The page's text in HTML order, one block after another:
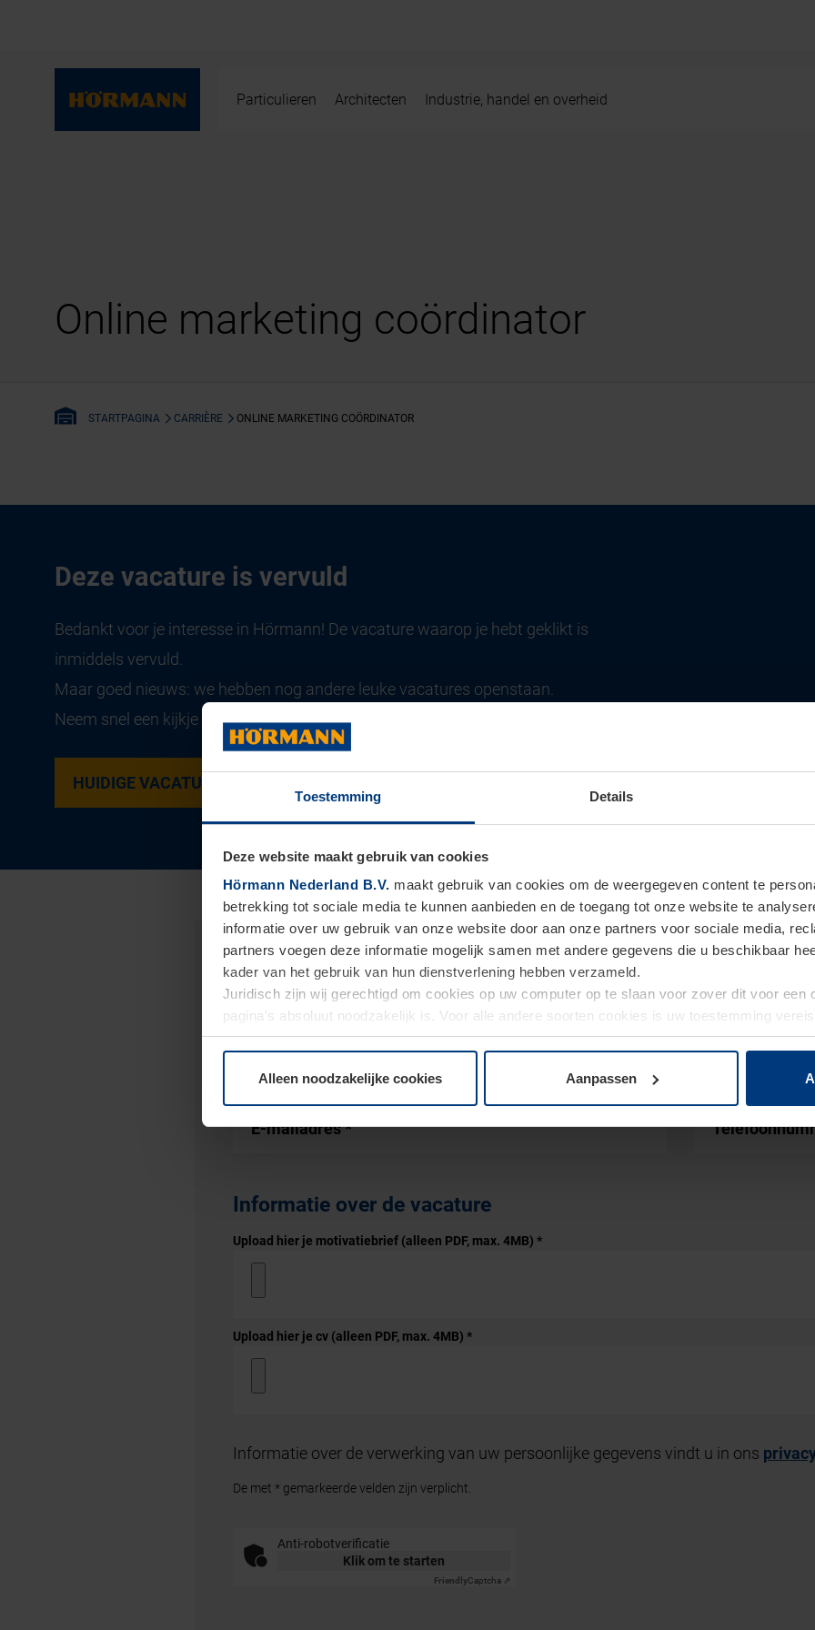
Toestemming Details
Deze website maakt gebruik van cookies
Hörmann Nederland B.V. maakt gebruik van cookies om de weergegeven content te
betrekking tot sociale media te kunnen aanbieden en de toegang tot onze website te
informatie over uw gebruik van onze website door aan onze partners voor sociale media,
partners voegen deze informatie mogelijk samen met andere gegevens die u beschikbaar
kader van het gebruik van hun dienstverlening hebben verzameld.
Juridisch zijn wij gerechtigd om cookies op uw computer op te slaan voor zover dit voor een
pagina's absoluut noodzakelijk is. Voor alle andere soorten cookies is uw toestemming
elk moment bij de uitleg van de cookies op paginaprivacyverklaringop onze website
Alleen noodzakelijke cookies Aanpassen
Particulieren Architecten Industrie, handel en overheid
Online marketing coördinator
STARTPAGINA CARRIÈRE ONLINE MARKETING COÖRDINATOR
Deze vacature is vervuld
Bedankt voor je interesse in Hörmann! De vacature waarop je hebt geklikt is
inmiddels vervuld.
Maar goed nieuws: we hebben nog andere leuke vacatures openstaan.
Neem snel een kijkje en ontdek welke functie bij jou past!
HUIDIGE VACATURES
Contactgegevens
Voornaam* Achternaam*
E-mailadres*
Informatie over de vacature
Upload hier je motivatiebrief (alleen PDF, max. 4MB) *
Upload hier je cv (alleen PDF, max. 4MB) *
Informatie over de verwerking van uw persoonlijke gegevens vindt u in ons
De met * gemarkeerde velden zijn verplicht.
Anti-robotverificatie
Klik om te starten
FriendlyCaptcha ⇗